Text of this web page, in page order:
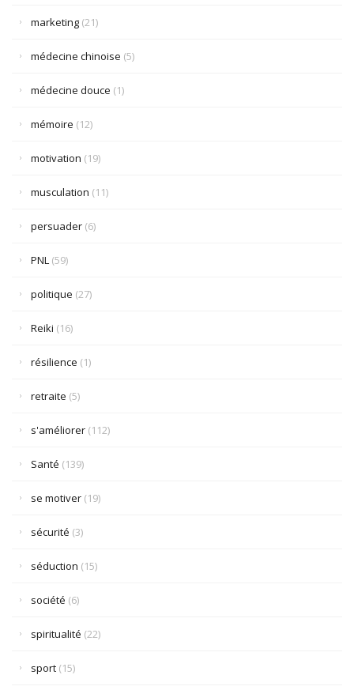
marketing (21)
médecine chinoise (5)
médecine douce (1)
mémoire (12)
motivation (19)
musculation (11)
persuader (6)
PNL (59)
politique (27)
Reiki (16)
résilience (1)
retraite (5)
s'améliorer (112)
Santé (139)
se motiver (19)
sécurité (3)
séduction (15)
société (6)
spiritualité (22)
sport (15)